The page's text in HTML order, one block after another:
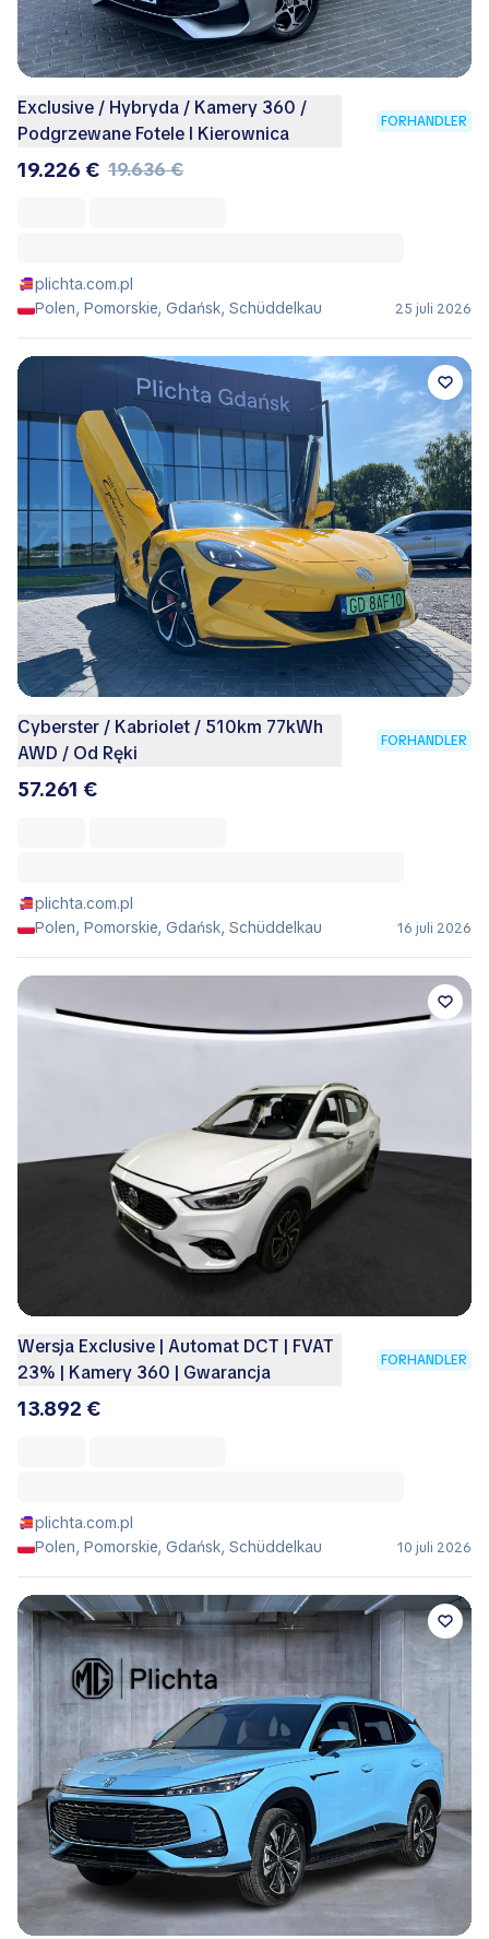
Exclusive / Hybryda / Kamery 360 /
Podgrzewane Fotele I Kierownica
FORHANDLER
19.226 € 19.636 €
plichta.com.pl
Polen, Pomorskie, Gdańsk, Schüddelkau
25 juli 2026
Cyberster / Kabriolet / 510km 77kWh
AWD / Od Ręki
FORHANDLER
57.261 €
plichta.com.pl
Polen, Pomorskie, Gdańsk, Schüddelkau
16 juli 2026
Wersja Exclusive | Automat DCT | FVAT
23% | Kamery 360 | Gwarancja
FORHANDLER
13.892 €
plichta.com.pl
Polen, Pomorskie, Gdańsk, Schüddelkau
10 juli 2026